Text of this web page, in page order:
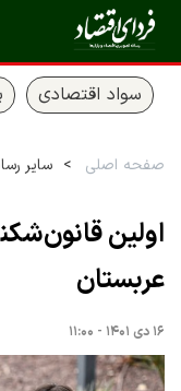
سواد اقتصادی
صفحه اصلی سایر
اولین
عربستان
۱۶ دی ۱۴۰۱ - ۱۱:۰۰